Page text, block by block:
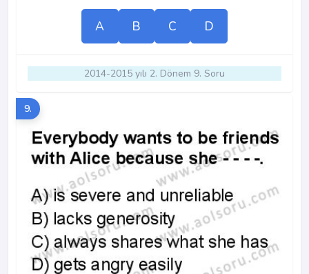
A B C D
2014-2015 yılı 2. Dönem 9. Soru
9.